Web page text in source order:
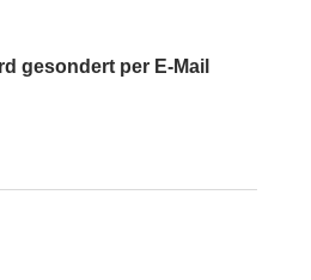
gesondert per E-Mail